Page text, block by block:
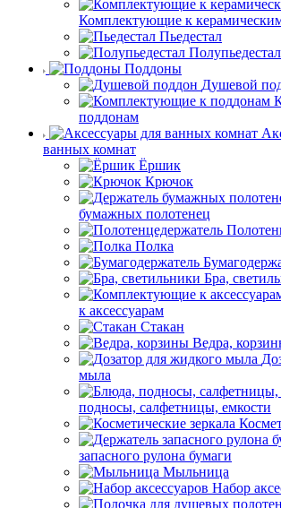
Комплектующие к
Пьедестал
Полупьедестал
Поддоны
Душевой
поддонам
ванных комнат
Ёршик
Крючок
бумажных полотенец
Полка
Бра,
к аксессуарам
Стакан
Ведра,
мыла
подносы, салфетницы, емкости
запасного рулона бумаги
Мыльница
Набор